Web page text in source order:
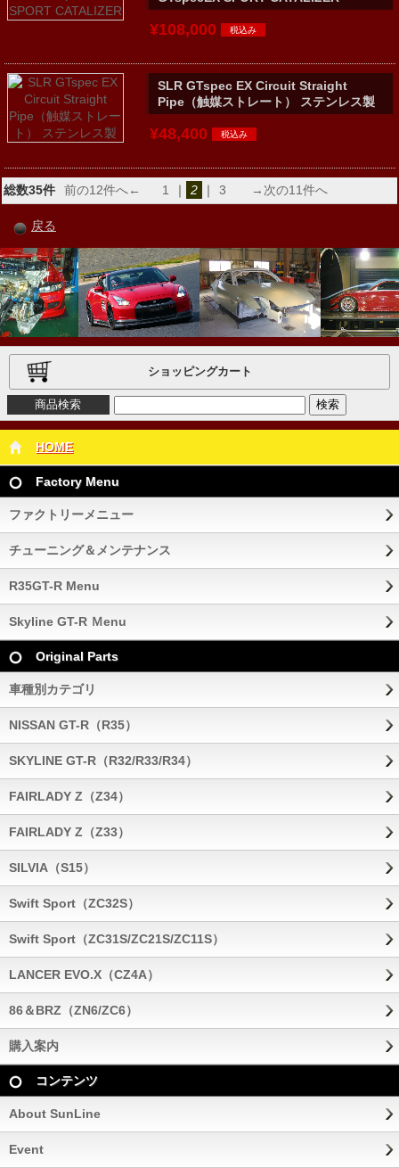
¥108,000
SLR GTspec EX Circuit Straight
Pipe（触媒ストレート） ステンレス製
¥48,400
総数35件 前の12件へ← 1 ｜ 2 ｜ 3 →次の11件へ
戻る
ショッピングカート
商品検索
HOME
Factory Menu
ファクトリーメニュー
チューニング＆メンテナンス
R35GT-R Menu
Skyline GT-R Ｍenu
Original Parts
車種別カテゴリ
NISSAN GT-R（R35）
SKYLINE GT-R（R32/R33/R34）
FAIRLADY Z（Z34）
FAIRLADY Z（Z33）
SILVIA（S15）
Swift Sport（ZC32S）
Swift Sport（ZC31S/ZC21S/ZC11S）
LANCER EVO.X（CZ4A）
86＆BRZ（ZN6/ZC6）
購入案内
コンテンツ
About SunLine
Event